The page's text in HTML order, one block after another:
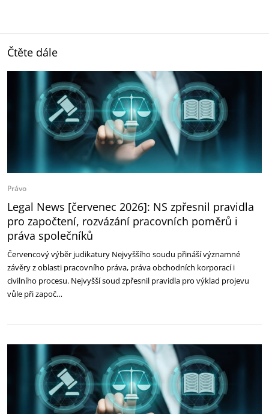
Čtěte dále
Právo
Legal News [červenec 2026]: NS zpřesnil pravidla
pro započtení, rozvázání pracovních poměrů i
práva společníků
Červencový výběr judikatury Nejvyššího soudu přináší významné
závěry z oblasti pracovního práva, práva obchodních korporací i
civilního procesu. Nejvyšší soud zpřesnil pravidla pro výklad projevu
vůle při započ…